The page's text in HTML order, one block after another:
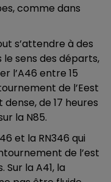
comme dans
s’attendre à des
le sens des départs,
l’A46 entre 15
de l’Eest
de 17 heures
la N85.
et la RN346 qui
de l’est
Sur la A41, la